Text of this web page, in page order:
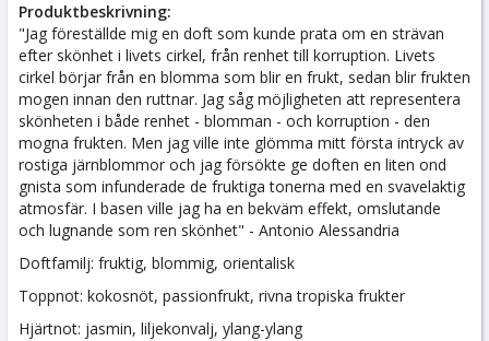
Produktbeskrivning:
"Jag föreställde mig en doft som kunde prata om en strävan
efter skönhet i livets cirkel, från renhet till korruption. Livets
cirkel börjar från en blomma som blir en frukt, sedan blir frukten
mogen innan den ruttnar. Jag såg möjligheten att representera
skönheten i både renhet - blomman - och korruption - den
mogna frukten. Men jag ville inte glömma mitt första intryck av
rostiga järnblommor och jag försökte ge doften en liten ond
gnista som infunderade de fruktiga tonerna med en svavelaktig
atmosfär. I basen ville jag ha en bekväm effekt, omslutande
och lugnande som ren skönhet" - Antonio Alessandria
Doftfamilj: fruktig, blommig, orientalisk
Toppnot: kokosnöt, passionfrukt, rivna tropiska frukter
Hjärtnot: jasmin, liljekonvalj, ylang-ylang